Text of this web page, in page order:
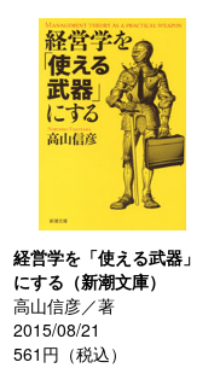
経営学を「使える武器」
にする（新潮文庫）
高山信彦／著
2015/08/21
561円（税込）